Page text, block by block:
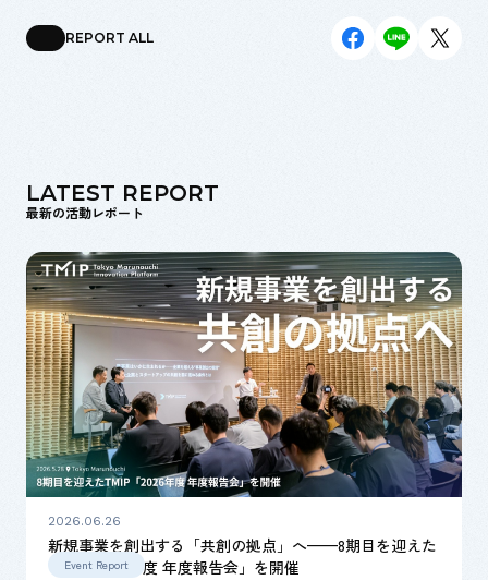
REPORT ALL
LATEST REPORT
最新の活動レポート
2026.06.26
新規事業を創出する「共創の拠点」へ——8期目を迎えた
TMIP「2026年度 年度報告会」を開催
Event Report